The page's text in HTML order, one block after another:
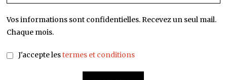
Vos informations sont confidentielles. Recevez un seul mail.
Chaque mois.
J'accepte lestermes et conditions